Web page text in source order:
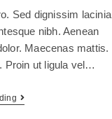
Sed dignissim lacinia
nibh. Aenean
Maecenas mattis.
Proin ut ligula vel…